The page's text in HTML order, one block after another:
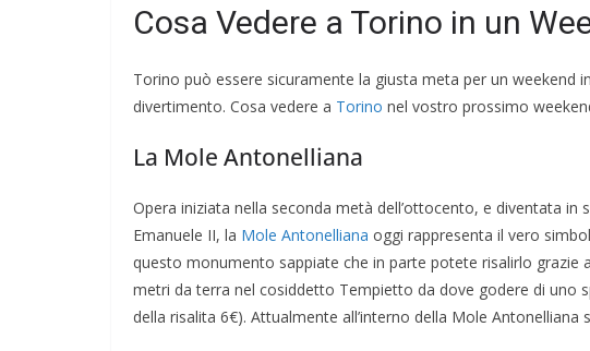
Cosa Vedere a Torino in un
Torino può essere sicuramente la giusta meta per un
divertimento. Cosa vedere a Torino nel vostro prossimo
La Mole Antonelliana
Opera iniziata nella seconda metà dell’ottocento, e diventata
Emanuele II, la Mole Antonelliana oggi rappresenta il vero
questo monumento sappiate che in parte potete risalirlo grazie
metri da terra nel cosiddetto Tempietto da dove godere di uno
della risalita 6€). Attualmente all’interno della Mole
Febbraio 4, 2024 Redazione BlogViaggi.com